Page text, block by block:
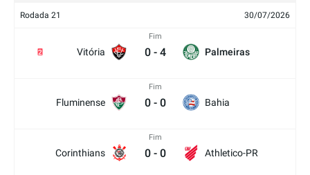
Rodada 21 30/07/2026
Vitória
2
Fim
0 - 4 Palmeiras
Fluminense
Fim
0 - 0 Bahia
Corinthians
Fim
0 - 0 Athletico-PR